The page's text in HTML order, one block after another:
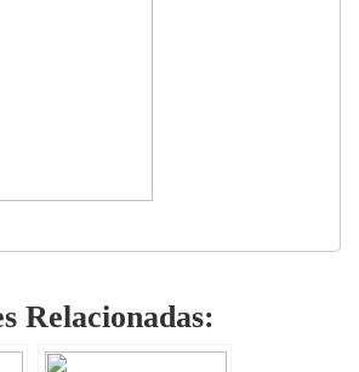
Relacionadas: